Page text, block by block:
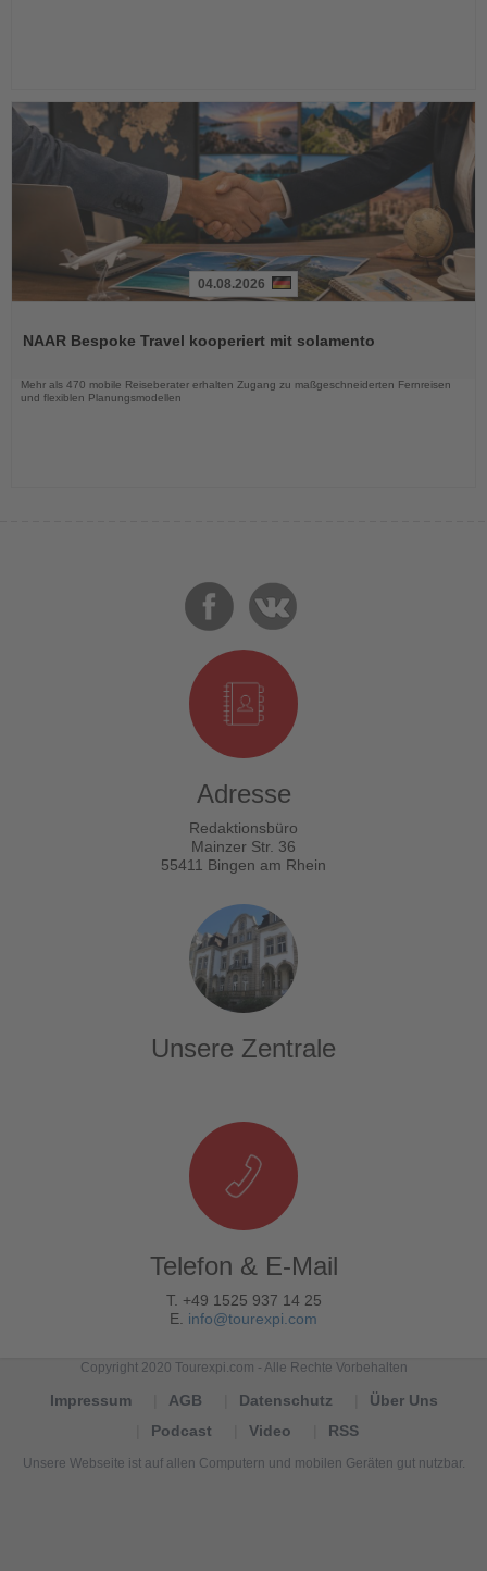
die
04.08.2026
NAAR Bespoke Travel kooperiert mit solamento
Mehr als 470 mobile Reiseberater erhalten Zugang zu maßgeschneiderten Fernreisen
und flexiblen Planungsmodellen
Adresse
Redaktionsbüro
Mainzer Str. 36
55411 Bingen am Rhein
Unsere Zentrale
Telefon & E-Mail
T. +49 1525 937 14 25
E. info@tourexpi.com
Copyright 2020 Tourexpi.com - Alle Rechte Vorbehalten
Impressum AGB Datenschutz
Über Uns
Podcast
Video RSS
Unsere Webseite ist auf allen Computern und mobilen Geräten gut nutzbar.